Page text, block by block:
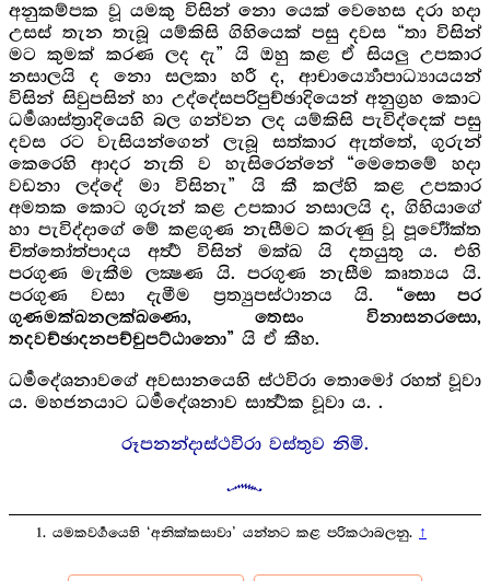
අනුකම්පක වූ යමකු විසින් නො යෙක් වෙහෙස දරා හදා
උසස් තැන තැබූ යම්කිසි ගිහියෙක් පසු දවස “තා විසින්
මට කුමක් කරණ ලද දැ” යි ඔහු කළ ඒ සියලු උපකාර
නසාලයි ද නො සලකා හරී ද, ආචාර්‍ය්‍යොපාධ්‍යායයන්
විසින් සිවුපසින් හා උද්දේසපරිපුච්ඡාදියෙන් අනුග්‍රහ කොට
ධර්‍මශාස්ත්‍රාදියෙහි බල ගන්වන ලද යම්කිසි පැවිද්දෙක් පසු
දවස රට වැසියන්ගෙන් ලැබූ සත්කාර ඇත්තේ, ගුරුන්
කෙරෙහි ආදර නැති ව හැසිරෙන්නේ “මෙතෙමේ හදා
වඩනා ලද්දේ මා විසිනැ” යි කී කල්හි කළ උපකාර
අමතක කොට ගුරුන් කළ උපකාර නසාලයි ද, ගිහියාගේ
හා පැවිද්දාගේ මේ කළගුණ නැසීමට කරුණු වූ පූර්‍වෝක්ත
චිත්තෝත්පාදය අර්‍ත්‍ථ විසින් මක්ඛ යි දතයුතු ය. එහි
පරගුණ මැකීම ලක්‍ෂණ යි. පරගුණ නැසීම කෘත්‍යය යි.
පරගුණ වසා දැමීම ප්‍රත්‍යුපස්ථානය යි.
“සො පර
ගුණමක්ඛනලක්ඛණො, තෙසං විනාසනරසො,
තදවච්ඡාදනපච්චුපට්ඨානො” යි ඒ කීහ.
ධර්‍මදේශනාවගේ අවසානයෙහි ස්ථවිරා තොමෝ රහත් වූවා
ය. මහජනයාට ධර්‍මදේශනාව සාර්‍ත්‍ථක වූවා ය. .
රූපනන්දාස්ථවිරා වස්තුව නිමි.
යමකවර්‍ගයෙහි ‘අනික්කසාවා’ යන්නට කළ පරිකථාබලනු. ↑